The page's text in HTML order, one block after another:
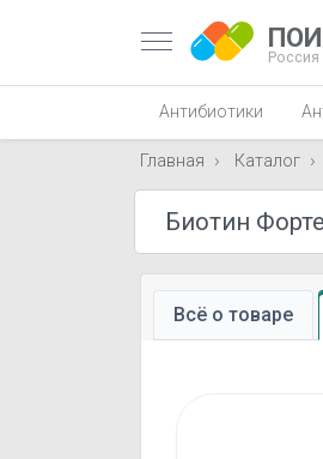
Россия
Антибиотики
Главная Каталог
Всё о товаре